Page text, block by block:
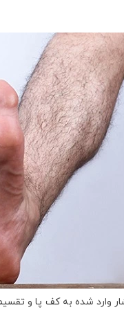
وارد شده به کف پا و